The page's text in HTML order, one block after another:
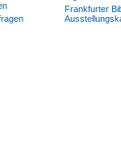
Frankfurter